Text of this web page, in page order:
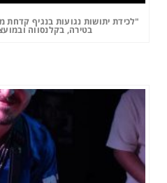
"לכידת יתושות נגועות בנגיף קדחת
בטירה, בקלנסווה